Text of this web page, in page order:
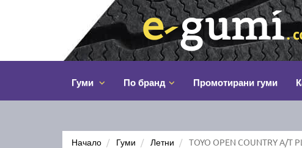
Гуми По бранд Промотирани гуми
Начало Гуми Летни TOYO OPEN COUNTRY A/T